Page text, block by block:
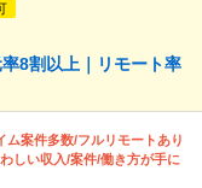
8割以上｜リモート率
案件多数/フルリモートあり
しい収入/案件/働き方が手に